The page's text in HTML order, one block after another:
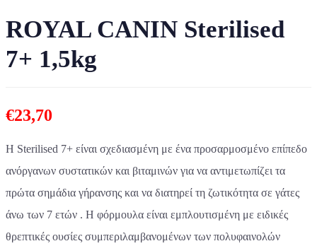
ROYAL CANIN Sterilised
7+ 1,5kg
€23,70
Η Sterilised 7+ είναι σχεδιασμένη με ένα προσαρμοσμένο επίπεδο
ανόργανων συστατικών και βιταμινών για να αντιμετωπίζει τα
πρώτα σημάδια γήρανσης και να διατηρεί τη ζωτικότητα σε γάτες
άνω των 7 ετών . Η φόρμουλα είναι εμπλουτισμένη με ειδικές
θρεπτικές ουσίες συμπεριλαμβανομένων των πολυφαινολών